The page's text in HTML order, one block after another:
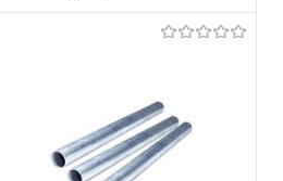
Купить в 1 клик
Сравнение
В избранное